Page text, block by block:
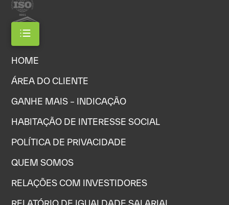
HOME
ÁREA DO CLIENTE
GANHE MAIS – INDICAÇÃO
HABITAÇÃO DE INTERESSE SOCIAL
POLÍTICA DE PRIVACIDADE
QUEM SOMOS
RELAÇÕES COM INVESTIDORES